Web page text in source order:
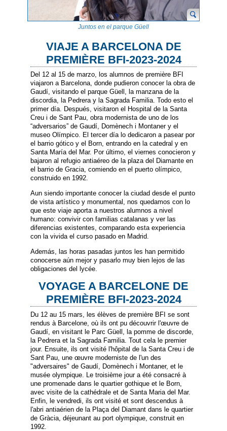
Juntos en el parque Güell
VIAJE A BARCELONA DE
PREMIÈRE BFI-2023-2024
Del 12 al 15 de marzo, los alumnos de première BFI
viajaron a Barcelona, donde pudieron conocer la obra de
Gaudí, visitando el parque Güell, la manzana de la
discordia, la Pedrera y la Sagrada Familia. Todo esto el
primer día. Después, visitaron el Hospital de la Santa
Creu i de Sant Pau, obra modernista de uno de los
“adversarios” de Gaudí, Domènech i Montaner y el
museo Olímpico. El tercer día lo dedicaron a pasear por
el barrio gótico y el Born, entrando en la catedral y en
Santa María del Mar. Por último, el viernes conocieron y
bajaron al refugio antiaéreo de la plaza del Diamante en
el barrio de Gracia, comiendo en el puerto olímpico,
construido en 1992.
Aun siendo importante conocer la ciudad desde el punto
de vista artístico y monumental, nos quedamos con lo
que este viaje aporta a nuestros alumnos a nivel
humano: convivir con familias catalanas y ver las
diferencias existentes, comparando esta experiencia
con la vivida el curso pasado en Madrid.
Además, las horas pasadas juntos les han permitido
conocerse aún mejor y pasarlo muy bien lejos de las
obligaciones del lycée.
VOYAGE A BARCELONE DE
PREMIÈRE BFI-2023-2024
Du 12 au 15 mars, les élèves de première BFI se sont
rendus à Barcelone, où ils ont pu découvrir l'œuvre de
Gaudí, en visitant le Parc Güell, la pomme de discorde,
la Pedrera et la Sagrada Familia. Tout cela le premier
jour. Ensuite, ils ont visité l'hôpital de la Santa Creu i de
Sant Pau, une œuvre moderniste de l'un des
"adversaires" de Gaudí, Domènech i Montaner, et le
musée olympique. Le troisième jour a été consacré à
une promenade dans le quartier gothique et le Born,
avec visite de la cathédrale et de Santa Maria del Mar.
Enfin, le vendredi, ils ont visité et sont descendus à
l'abri antiaérien de la Plaça del Diamant dans le quartier
de Gràcia, déjeunant au port olympique, construit en
1992.